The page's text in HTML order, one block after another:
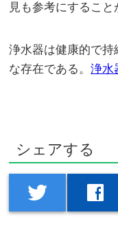
見も参考にすること
浄水器は健康的で
な存在である。浄水
シェアする
twitter facebook